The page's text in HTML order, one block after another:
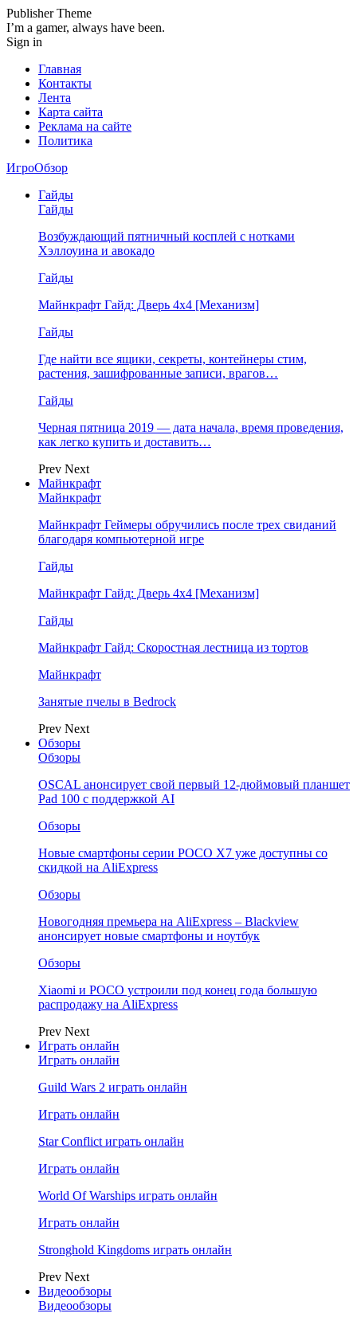
Publisher Theme
I’m a gamer, always have been.
Sign in
Главная
Контакты
Лента
Карта сайта
Реклама на сайте
Политика
ИгроОбзор
Гайды
Гайды
Возбуждающий пятничный косплей с нотками
Хэллоуина и авокадо
Гайды
Майнкрафт Гайд: Дверь 4х4 [Механизм]
Гайды
Где найти все ящики, секреты, контейнеры стим,
растения, зашифрованные записи, врагов…
Гайды
Черная пятница 2019 — дата начала, время проведения,
как легко купить и доставить…
Prev Next
Майнкрафт
Майнкрафт
Майнкрафт Геймеры обручились после трех свиданий
благодаря компьютерной игре
Гайды
Майнкрафт Гайд: Дверь 4х4 [Механизм]
Гайды
Майнкрафт Гайд: Скоростная лестница из тортов
Майнкрафт
Занятые пчелы в Bedrock
Prev Next
Обзоры
Обзоры
OSCAL анонсирует свой первый 12-дюймовый планшет
Pad 100 с поддержкой AI
Обзоры
Новые смартфоны серии POCO X7 уже доступны со
скидкой на AliExpress
Обзоры
Новогодняя премьера на AliExpress – Blackview
анонсирует новые смартфоны и ноутбук
Обзоры
Xiaomi и POCO устроили под конец года большую
распродажу на AliExpress
Prev Next
Играть онлайн
Играть онлайн
Guild Wars 2 играть онлайн
Играть онлайн
Star Conflict играть онлайн
Играть онлайн
World Of Warships играть онлайн
Играть онлайн
Stronghold Kingdoms играть онлайн
Prev Next
Видеообзоры
Видеообзоры